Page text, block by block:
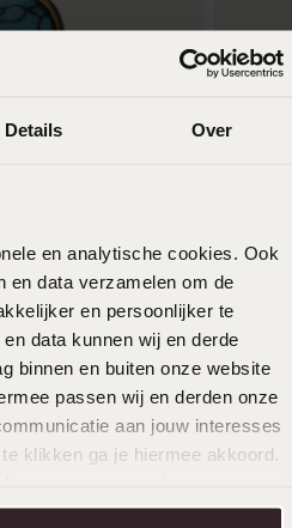
Details Over
en analytische cookies. Ook
en data verzamelen om de
en persoonlijker te
data kunnen wij en derde
binnen en buiten onze website
passen wij en derden onze
aan jouw interesses
te klikken ga je hiermee akkoord.
mit Türkis für
49.99
auch